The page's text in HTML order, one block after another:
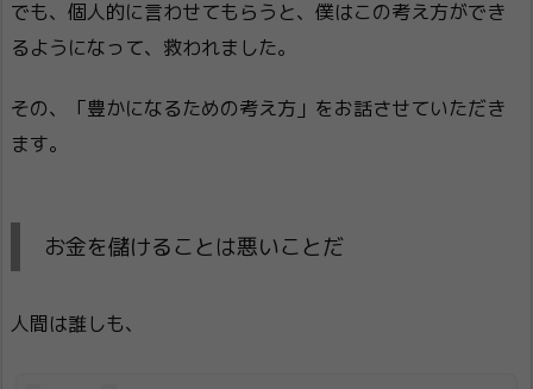
でも、個人的に言わせてもらうと、僕はこの考え方ができ
るようになって、救われました。
その、「豊かになるための考え方」をお話させていただき
ます。
お金を儲けることは悪いことだ
人間は誰しも、